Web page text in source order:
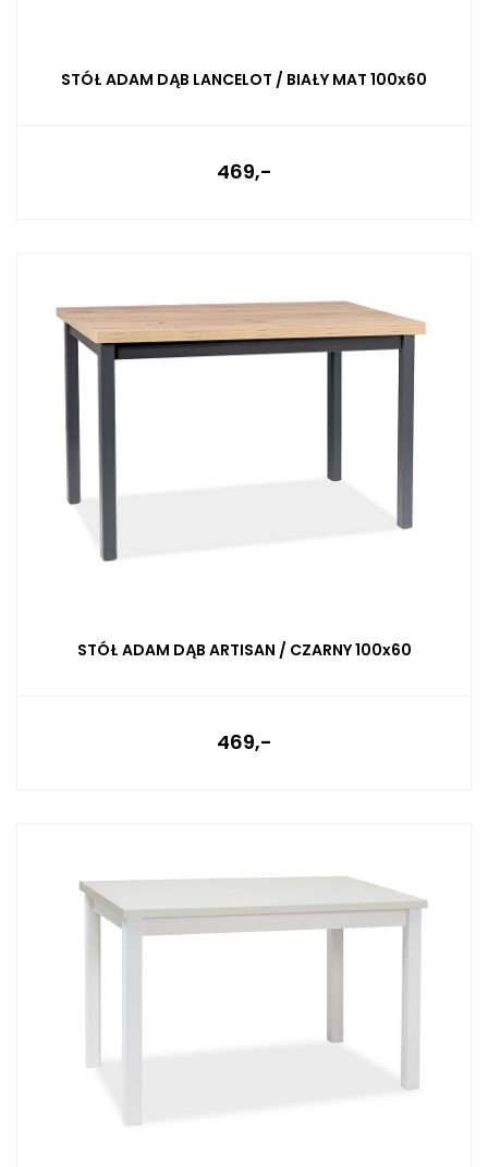
STÓŁ ADAM DĄB LANCELOT / BIAŁY MAT 100x60
469,-
STÓŁ ADAM DĄB ARTISAN / CZARNY 100x60
469,-